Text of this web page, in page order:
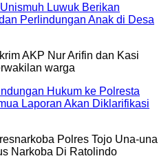
Luwuk Berikan
Perlindungan Anak di Desa
Hukum ke Polresta
Laporan Akan Diklarifikasi